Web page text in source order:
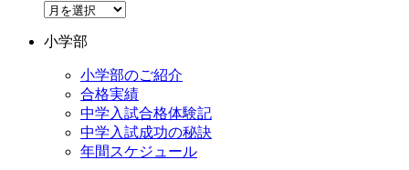
ア
カ
小学部
小学部のご紹介
合格実績
中学入試合格体験記
中学入試成功の秘訣
年間スケジュール